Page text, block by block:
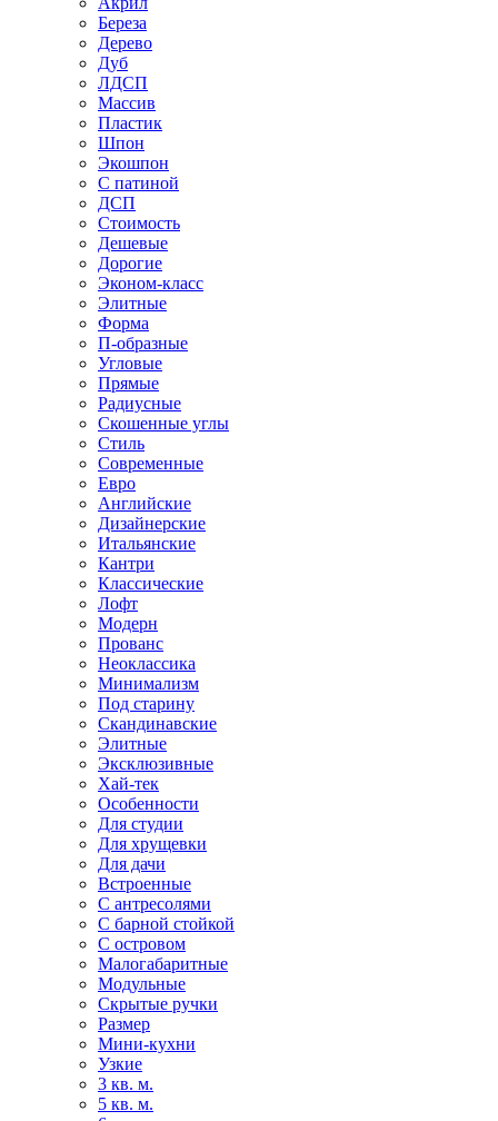
Береза
Дерево
Дуб
ЛДСП
Массив
Пластик
Шпон
Экошпон
С патиной
ДСП
Стоимость
Дешевые
Дорогие
Эконом-класс
Элитные
Форма
П-образные
Угловые
Прямые
Радиусные
Скошенные углы
Стиль
Современные
Евро
Английские
Дизайнерские
Итальянские
Кантри
Классические
Лофт
Модерн
Прованс
Неоклассика
Минимализм
Под старину
Скандинавские
Элитные
Эксклюзивные
Хай-тек
Особенности
Для студии
Для хрущевки
Для дачи
Встроенные
С антресолями
С барной стойкой
С островом
Малогабаритные
Модульные
Скрытые ручки
Размер
Мини-кухни
Узкие
3 кв. м.
5 кв. м.